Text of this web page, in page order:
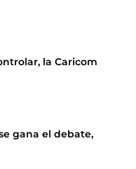
la Caricom
gana el debate,